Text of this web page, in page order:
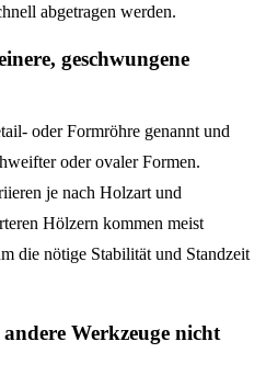
abgetragen werden.
geschwungene
oder Formröhre genannt und
oder ovaler Formen.
je nach Holzart und
Hölzern kommen meist
die nötige Stabilität und Standzeit
Werkzeuge nicht